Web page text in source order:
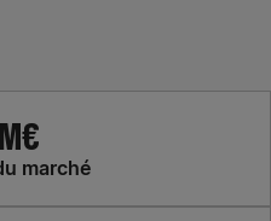
marché